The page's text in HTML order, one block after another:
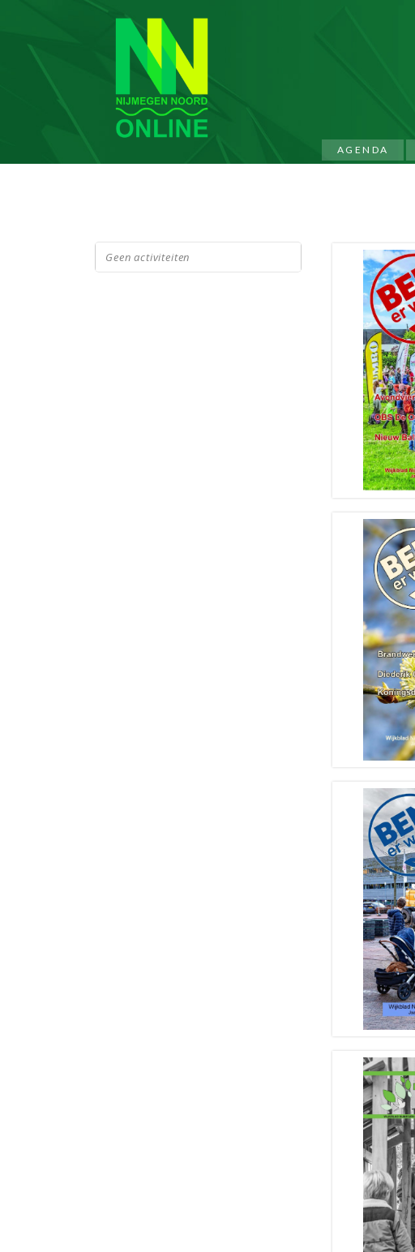
AGENDA
Geen activiteiten